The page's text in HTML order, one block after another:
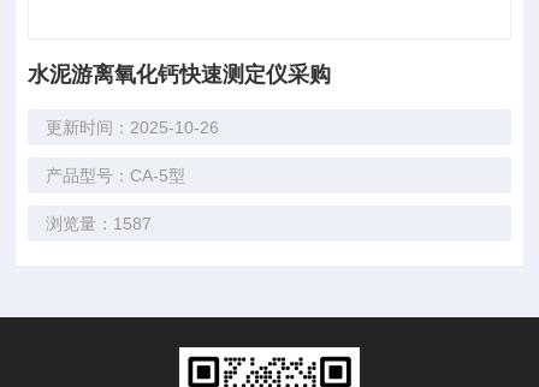
水泥游离氧化钙快速测定仪采购
更新时间：2025-10-26
产品型号：CA-5型
浏览量：1587